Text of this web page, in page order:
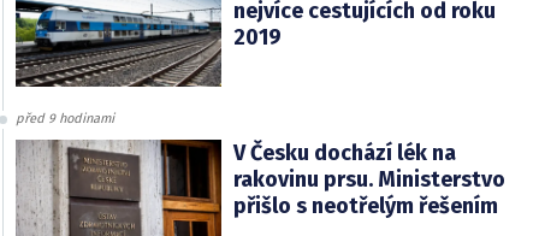
nejvíce cestujících od roku
2019
před 9 hodinami
V Česku dochází lék na
rakovinu prsu. Ministerstvo
přišlo s neotřelým řešením